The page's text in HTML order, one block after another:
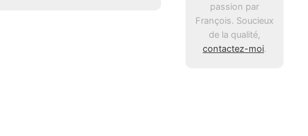
passion par
François. Soucieux
de la qualité,
contactez-moi.